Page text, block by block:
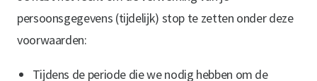
persoonsgegevens (tijdelijk) stop te zetten onder deze
voorwaarden:
Tijdens de periode die we nodig hebben om de